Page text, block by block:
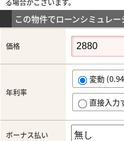
る場合がございます。
この物件でローンシミュレー
価格
年利率
変動
直接入力
ボーナス払い